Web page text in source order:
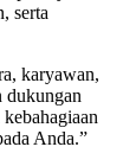
serta
karyawan,
dukungan
Anda.”